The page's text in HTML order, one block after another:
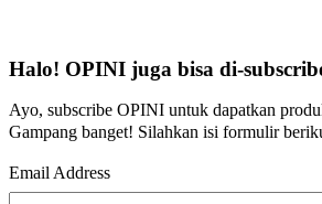
Halo! OPINI juga bisa di-
Ayo, subscribe OPINI untuk dapatkan
Gampang banget! Silahkan isi formulir
Email Address